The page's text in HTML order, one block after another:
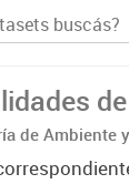
de Ambiente